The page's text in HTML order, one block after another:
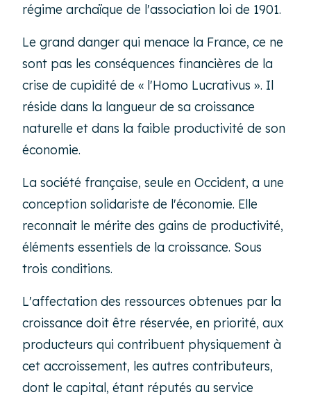
régime archaïque de l'association loi de 1901.
Le grand danger qui menace la France, ce ne
sont pas les conséquences financières de la
crise de cupidité de « l'Homo Lucrativus ». Il
réside dans la langueur de sa croissance
naturelle et dans la faible productivité de son
économie.
La société française, seule en Occident, a une
conception solidariste de l'économie. Elle
reconnait le mérite des gains de productivité,
éléments essentiels de la croissance. Sous
trois conditions.
L'affectation des ressources obtenues par la
croissance doit être réservée, en priorité, aux
producteurs qui contribuent physiquement à
cet accroissement, les autres contributeurs,
dont le capital, étant réputés au service